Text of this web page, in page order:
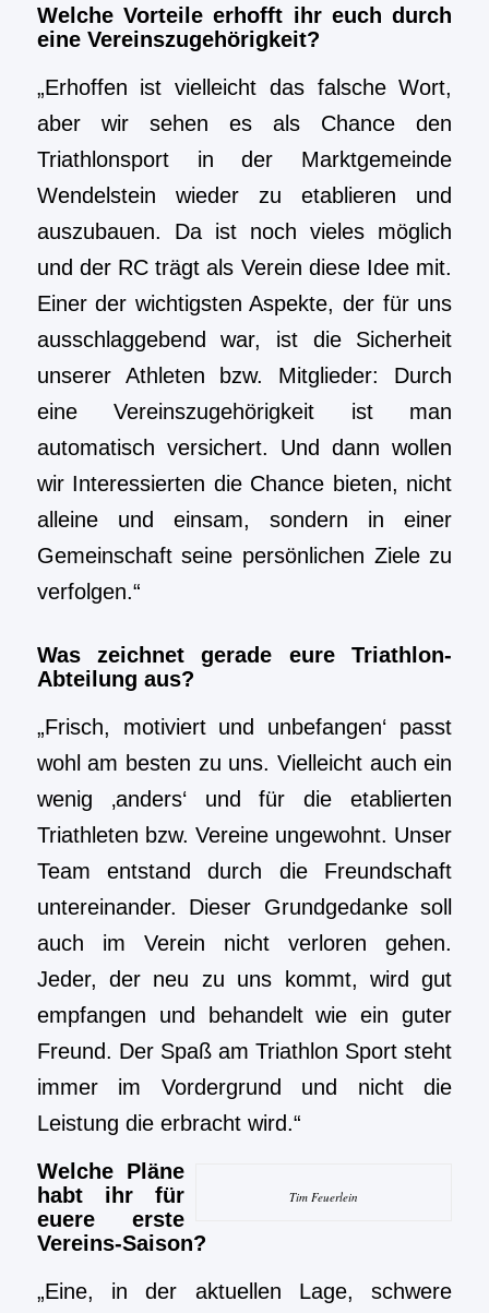
Welche Vorteile erhofft ihr euch durch
eine Vereinszugehörigkeit?
„Erhoffen ist vielleicht das falsche Wort,
aber wir sehen es als Chance den
Triathlonsport in der Marktgemeinde
Wendelstein wieder zu etablieren und
auszubauen. Da ist noch vieles möglich
und der RC trägt als Verein diese Idee mit.
Einer der wichtigsten Aspekte, der für uns
ausschlaggebend war, ist die Sicherheit
unserer Athleten bzw. Mitglieder: Durch
eine Vereinszugehörigkeit ist man
automatisch versichert. Und dann wollen
wir Interessierten die Chance bieten, nicht
alleine und einsam, sondern in einer
Gemeinschaft seine persönlichen Ziele zu
verfolgen.“
Was zeichnet gerade eure Triathlon-
Abteilung aus?
„Frisch, motiviert und unbefangen‘ passt
wohl am besten zu uns. Vielleicht auch ein
wenig ‚anders‘ und für die etablierten
Triathleten bzw. Vereine ungewohnt. Unser
Team entstand durch die Freundschaft
untereinander. Dieser Grundgedanke soll
auch im Verein nicht verloren gehen.
Jeder, der neu zu uns kommt, wird gut
empfangen und behandelt wie ein guter
Freund. Der Spaß am Triathlon Sport steht
immer im Vordergrund und nicht die
Leistung die erbracht wird.“
Tim Feuerlein
Welche Pläne
habt ihr für
euere erste
Vereins-Saison?
„Eine, in der aktuellen Lage, schwere